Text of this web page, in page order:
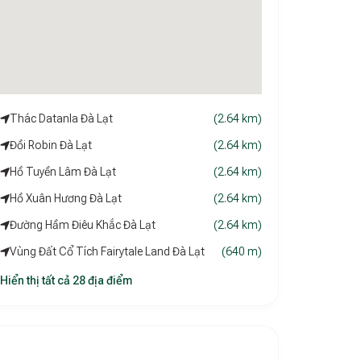
Thác Datanla Đà Lạt (2.64 km)
Đồi Robin Đà Lạt (2.64 km)
Hồ Tuyền Lâm Đà Lạt (2.64 km)
Hồ Xuân Hương Đà Lạt (2.64 km)
Đường Hầm Điêu Khắc Đà Lạt (2.64 km)
Vùng Đất Cổ Tích Fairytale Land Đà Lạt (640 m)
Hiển thị tất cả 28 địa điểm